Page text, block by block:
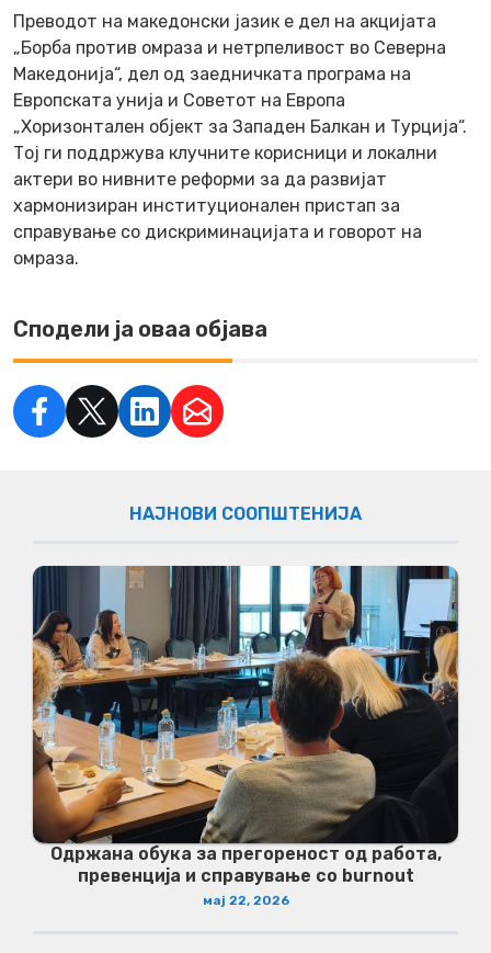
Преводот на македонски јазик е дел на акцијата
„Борба против омраза и нетрпеливост во Северна
Македонија“, дел од заедничката програма на
Европската унија и Советот на Европа
„Хоризонтален објект за Западен Балкан и Турција“.
Тој ги поддржува клучните корисници и локални
актери во нивните реформи за да развијат
хармонизиран институционален пристап за
справување со дискриминацијата и говорот на
омраза.
Сподели ја оваа објава
НАЈНОВИ СООПШТЕНИЈА
Одржана обука за прегореност од работа,
превенција и справување со burnout
мај 22, 2026